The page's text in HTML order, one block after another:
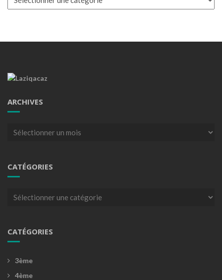
ARCHIVES
Archives
CATÉGORIES
Catégories
CATÉGORIES
3ème
4ème